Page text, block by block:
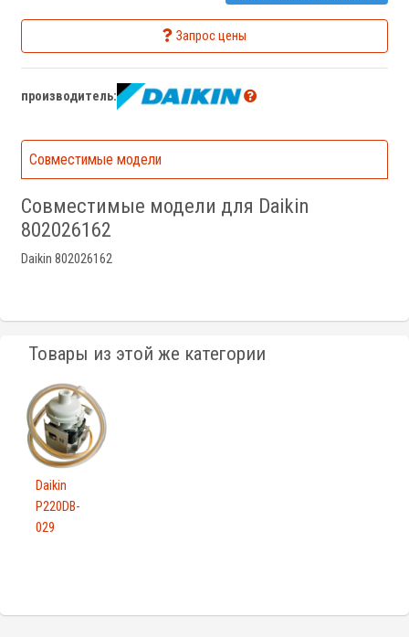
Запрос цены
производитель:
Совместимые модели
Совместимые модели для Daikin
802026162
Daikin 802026162
Товары из этой же категории
Daikin
P220DB-
029